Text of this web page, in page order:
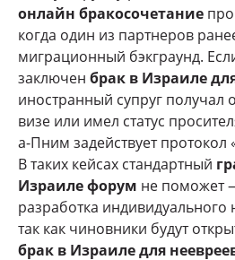
онлайн бракосочетание
когда один из партнеров
миграционный бэкграунд.
заключен брак в Израиле
иностранный супруг получал
визе или имел статус
а-Пним задействует протокол
В таких кейсах стандартный
Израиле форум не поможет
разработка
так как чиновники будут
брак в Израиле для